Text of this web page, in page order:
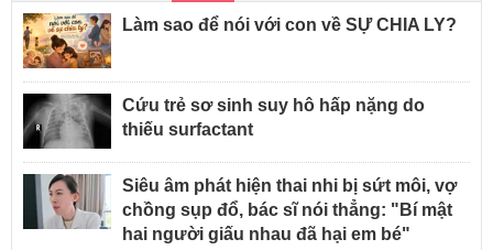
Làm sao để nói với con về SỰ CHIA LY?
Cứu trẻ sơ sinh suy hô hấp nặng do
thiếu surfactant
Siêu âm phát hiện thai nhi bị sứt môi, vợ
chồng sụp đổ, bác sĩ nói thẳng: "Bí mật
hai người giấu nhau đã hại em bé"